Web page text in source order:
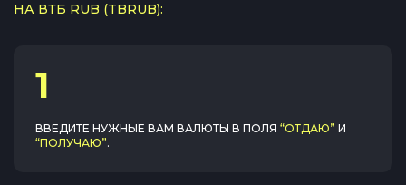
НА ВТБ RUB (TBRUB):
1
ВВЕДИТЕ НУЖНЫЕ ВАМ ВАЛЮТЫ В ПОЛЯ “ОТДАЮ” И
“ПОЛУЧАЮ”.